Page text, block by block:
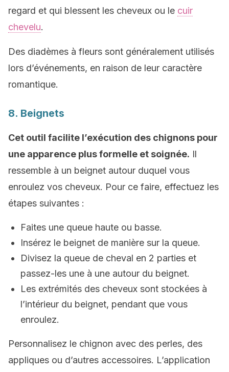
regard et qui blessent les cheveux ou le cuir
chevelu.
Des diadèmes à fleurs sont généralement utilisés
lors d’événements, en raison de leur caractère
romantique.
8. Beignets
Cet outil facilite l’exécution des chignons pour
une apparence plus formelle et soignée. Il
ressemble à un beignet autour duquel vous
enroulez vos cheveux. Pour ce faire, effectuez les
étapes suivantes :
Faites une queue haute ou basse.
Insérez le beignet de manière sur la queue.
Divisez la queue de cheval en 2 parties et
passez-les une à une autour du beignet.
Les extrémités des cheveux sont stockées à
l’intérieur du beignet, pendant que vous
enroulez.
Personnalisez le chignon avec des perles, des
appliques ou d’autres accessoires. L’application